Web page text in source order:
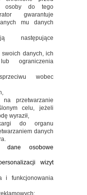
osoby do tego
gwarantuje
mu danych
następujące
danych, ich
ograniczenia
wobec
przetwarzanie
celu, jeżeli
wyraził,
do organu
danych
dane osobowe
wizyt
i funkcjonowania